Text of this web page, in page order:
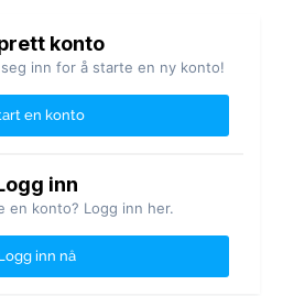
konto
inn for å starte en ny konto!
en konto
inn
en konto? Logg inn her.
inn nå